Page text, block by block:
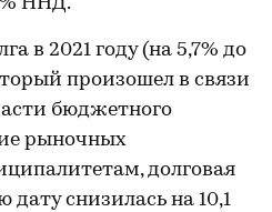
в 2021 году (на 5,7% до
произошел в связи
бюджетного
рыночных
долговая
дату снизилась на 10,1